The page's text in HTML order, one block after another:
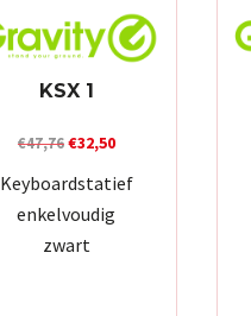
KSX 1
€47,76Oorspronkelijke
prijs
was:
€32,50Huidige
prijs
Keyboardstatief
enkelvoudig
zwart